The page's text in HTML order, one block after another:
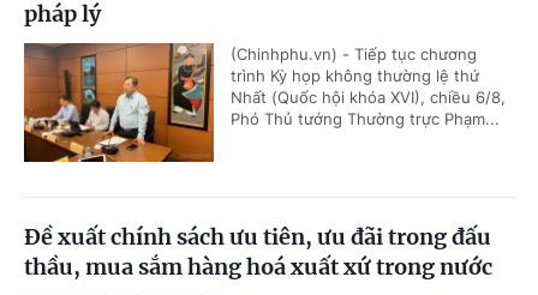
pháp lý
(Chinhphu.vn) - Tiếp tục chương
trình Kỳ họp không thường lệ thứ
Nhất (Quốc hội khóa XVI), chiều 6/8,
Phó Thủ tướng Thường trực Phạm...
Đề xuất chính sách ưu tiên, ưu đãi trong đấu
thầu, mua sắm hàng hoá xuất xứ trong nước